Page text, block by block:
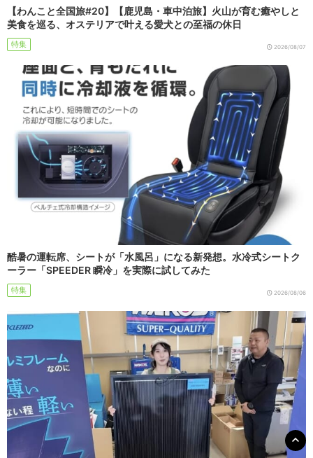
【わんこと全国旅#20】【鹿児島・車中泊旅】火山が育む癒やしと
美食を巡る、オステリアで叶える愛犬との至福の休日
特集 2026/08/07
酷暑の運転席、シートが「水風呂」になる新発想。水冷式シートク
ーラー「SPEEDER 瞬冷」を実際に試してみた
特集 2026/08/06